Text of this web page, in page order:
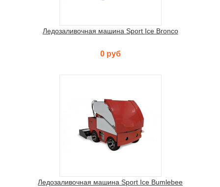
Ледозаливочная машина Sport Ice Bronco
0 руб
Ледозаливочная машина Sport Ice Bumlebee